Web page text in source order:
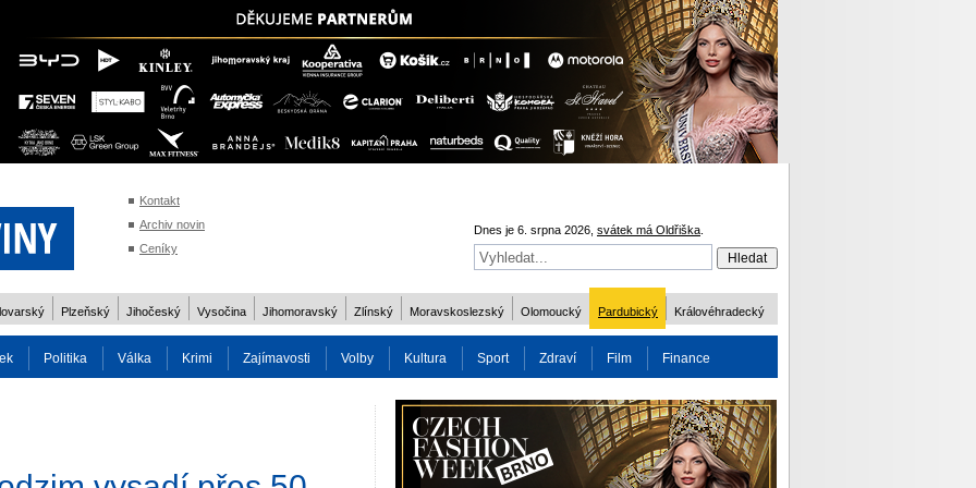
Kontakt
Archiv novin
Ceníky
Dnes je 6. srpna 2026, svátek má Oldřiška
Plzeňský Jihočeský Vysočina Jihomoravský Zlínský Moravskoslezský Olomoucký Pardubický Královéhradecký
Politika Válka Krimi Zajímavosti Volby Kultura Sport Zdraví Film Finance
Charita Osobnost Více ODM 2016